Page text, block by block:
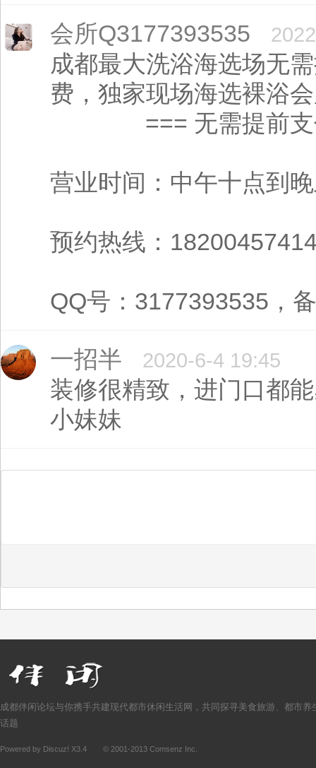
会所Q3177393535
成都最大洗浴海选场无
费，独家现场海
=== 无需提前支付
营业时间：中午十点到
预约热线：
QQ号：3177393535，
一招半 2020-6-4 19:45
装修很精致，进门口都
小妹妹
成都伴闲论坛与你携手共建现代都市休闲生活网，共同探寻美食旅游、都市养
话题
Powered by Discuz! X3.4 © 2001-2013 Comsenz Inc.